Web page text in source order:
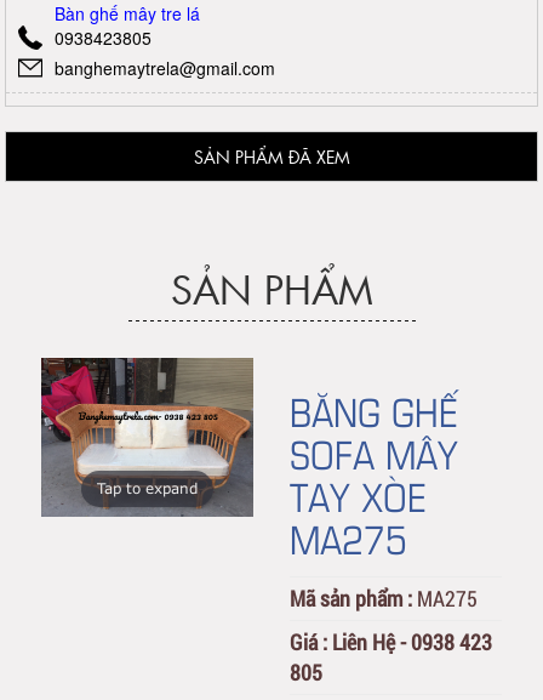
Bàn ghế mây tre lá
0938423805
banghemaytrela@gmail.com
SẢN PHẨM ĐÃ XEM
SẢN PHẨM
Tap to expand
BĂNG GHẾ
SOFA MÂY
TAY XÒE
MA275
Mã sản phẩm : MA275
Giá : Liên Hệ - 0938 423
805